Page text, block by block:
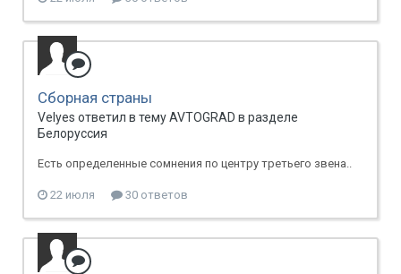
Сборная страны
Velyes ответил в тему AVTOGRAD в разделе
Белоруссия
Есть определенные сомнения по центру третьего звена..
22 июля 30 ответов